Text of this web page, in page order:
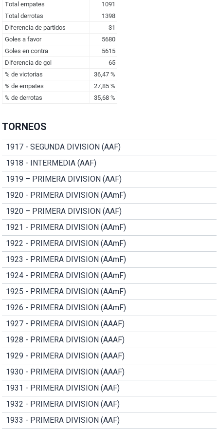
TORNEOS
1917 - SEGUNDA DIVISION (AAF)
1918 - INTERMEDIA (AAF)
1919 – PRIMERA DIVISION (AAF)
1920 - PRIMERA DIVISION (AAmF)
1920 – PRIMERA DIVISION (AAF)
1921 - PRIMERA DIVISION (AAmF)
1922 - PRIMERA DIVISION (AAmF)
1923 - PRIMERA DIVISION (AAmF)
1924 - PRIMERA DIVISION (AAmF)
1925 - PRIMERA DIVISION (AAmF)
1926 - PRIMERA DIVISION (AAmF)
1927 - PRIMERA DIVISION (AAAF)
1928 - PRIMERA DIVISION (AAAF)
1929 - PRIMERA DIVISION (AAAF)
1930 - PRIMERA DIVISION (AAAF)
1931 - PRIMERA DIVISION (AAF)
1932 - PRIMERA DIVISION (AAF)
1933 - PRIMERA DIVISION (AAF)